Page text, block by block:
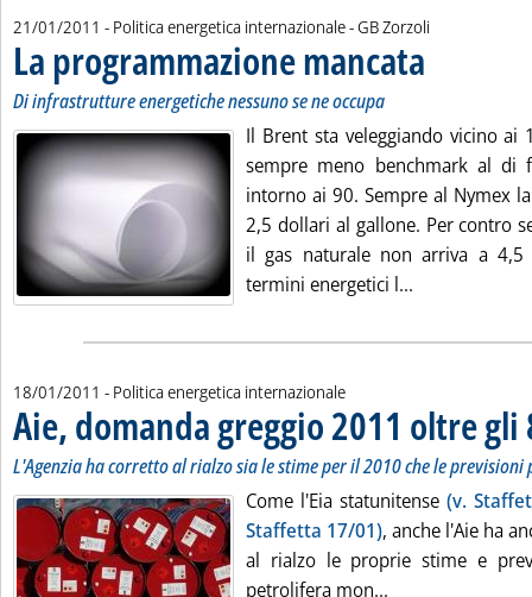
21/01/2011 - Politica energetica internazionale -di:
GB Zorzoli
La programmazione mancata
Di infrastrutture energetiche nessuno se ne occupa
Il Brent sta veleggiando vicino ai
sempre meno benchmark al di
intorno ai 90. Sempre al Nymex
2,5 dollari al gallone. Per contro
il gas naturale non arriva a
termini energetici l...
18/01/2011 - Politica energetica internazionale
Aie, domanda greggio 2011 oltre
L'Agenzia ha corretto al rialzo sia le stime per il 2010 che le previsioni
Come l'Eia statunitense (v.
Staffetta 17/01), anche l'Aie ha
al rialzo le proprie stime e
petrolifera mon...